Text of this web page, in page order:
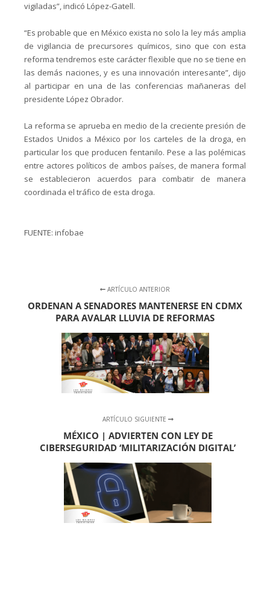
vigiladas”, indicó López-Gatell.
“Es probable que en México exista no solo la ley más amplia
de vigilancia de precursores químicos, sino que con esta
reforma tendremos este carácter flexible que no se tiene en
las demás naciones, y es una innovación interesante”, dijo
al participar en una de las conferencias mañaneras del
presidente López Obrador.
La reforma se aprueba en medio de la creciente presión de
Estados Unidos a México por los carteles de la droga, en
particular los que producen fentanilo. Pese a las polémicas
entre actores políticos de ambos países, de manera formal
se establecieron acuerdos para combatir de manera
coordinada el tráfico de esta droga.
FUENTE: infobae
ARTÍCULO ANTERIOR
ORDENAN A SENADORES MANTENERSE EN CDMX
PARA AVALAR LLUVIA DE REFORMAS
ARTÍCULO SIGUIENTE
MÉXICO | ADVIERTEN CON LEY DE
CIBERSEGURIDAD ‘MILITARIZACIÓN DIGITAL’